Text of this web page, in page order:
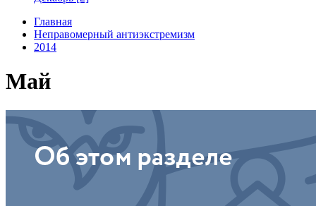
Главная
Неправомерный антиэкстремизм
2014
Май